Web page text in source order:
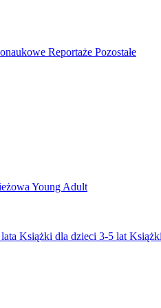
Reportaże Pozostałe
Young Adult
Książki dla dzieci 3-5 lat